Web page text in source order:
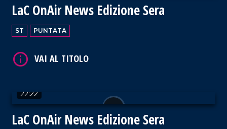
LaC OnAir News Edizione Sera
ST PUNTATA
22:22
LaC OnAir News Edizione Sera
VAI AL TITOLO
VAI AL TITOLO